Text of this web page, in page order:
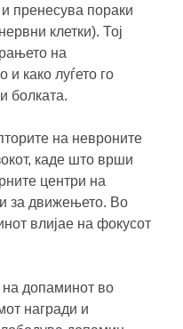
пренесува пораки
клетки). Тој
на
како луѓето го
болката.
на невроните
каде што врши
центри на
за движењето. Во
влијае на фокусот
на допаминот во
награди и